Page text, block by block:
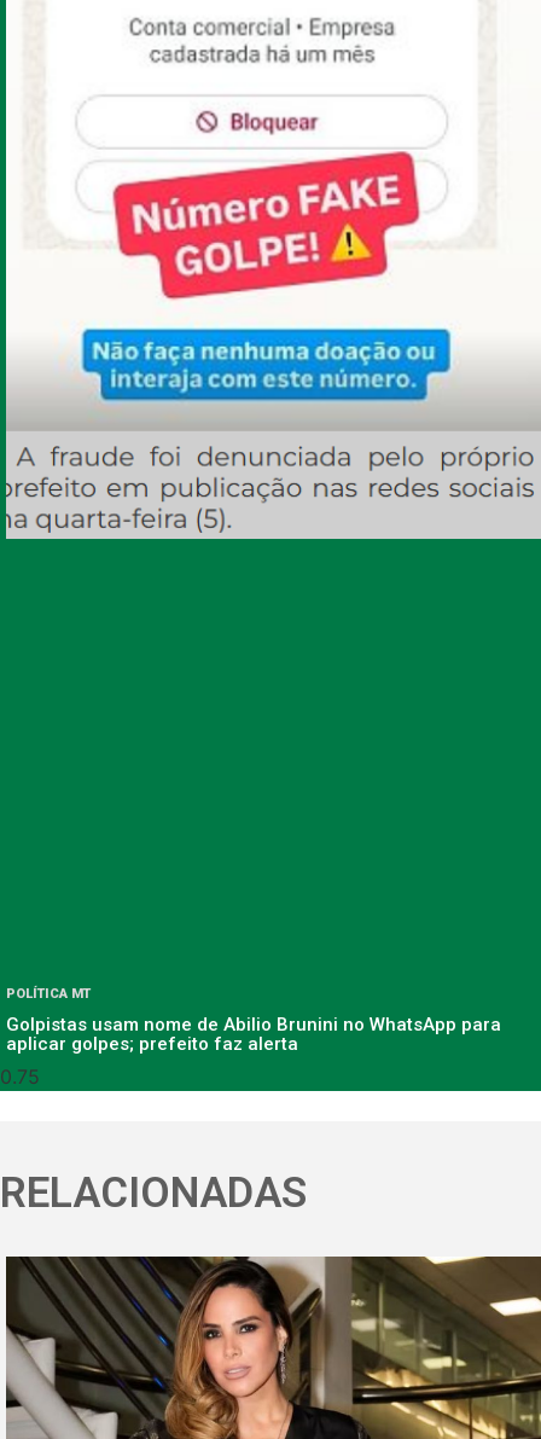
POLÍTICA MT
Golpistas usam nome de Abilio Brunini no WhatsApp para
aplicar golpes; prefeito faz alerta
RELACIONADAS